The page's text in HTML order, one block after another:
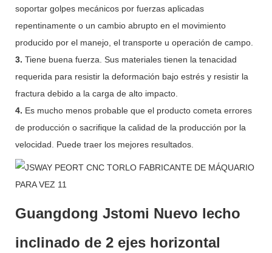
soportar golpes mecánicos por fuerzas aplicadas
repentinamente o un cambio abrupto en el movimiento
producido por el manejo, el transporte u operación de campo.
3. Tiene buena fuerza. Sus materiales tienen la tenacidad
requerida para resistir la deformación bajo estrés y resistir la
fractura debido a la carga de alto impacto.
4. Es mucho menos probable que el producto cometa errores
de producción o sacrifique la calidad de la producción por la
velocidad. Puede traer los mejores resultados.
Guangdong Jstomi Nuevo lecho
inclinado de 2 ejes horizontal